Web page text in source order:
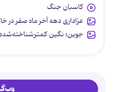
کاسبان جنگ
عزاداری دهه آخر ماه صفر در
جوین؛ نگین